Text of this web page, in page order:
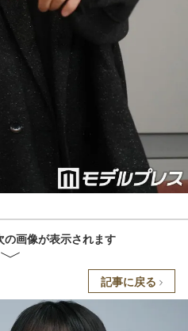
の画像が表示されます
記事に戻る